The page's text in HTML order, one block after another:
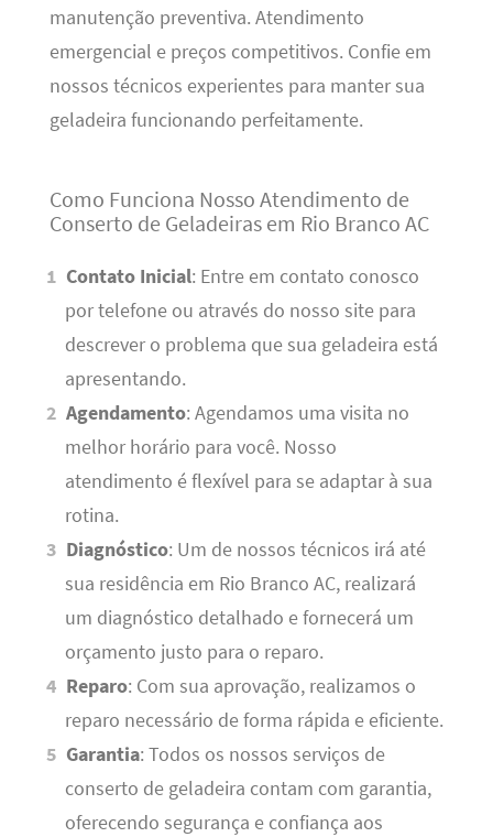
manutenção preventiva. Atendimento
emergencial e preços competitivos. Confie em
nossos técnicos experientes para manter sua
geladeira funcionando perfeitamente.
Como Funciona Nosso Atendimento de
Conserto de Geladeiras em Rio Branco AC
Contato Inicial: Entre em contato conosco
por telefone ou através do nosso site para
descrever o problema que sua geladeira está
apresentando.
Agendamento: Agendamos uma visita no
melhor horário para você. Nosso
atendimento é flexível para se adaptar à sua
rotina.
Diagnóstico: Um de nossos técnicos irá até
sua residência em Rio Branco AC, realizará
um diagnóstico detalhado e fornecerá um
orçamento justo para o reparo.
Reparo: Com sua aprovação, realizamos o
reparo necessário de forma rápida e eficiente.
Garantia: Todos os nossos serviços de
conserto de geladeira contam com garantia,
oferecendo segurança e confiança aos